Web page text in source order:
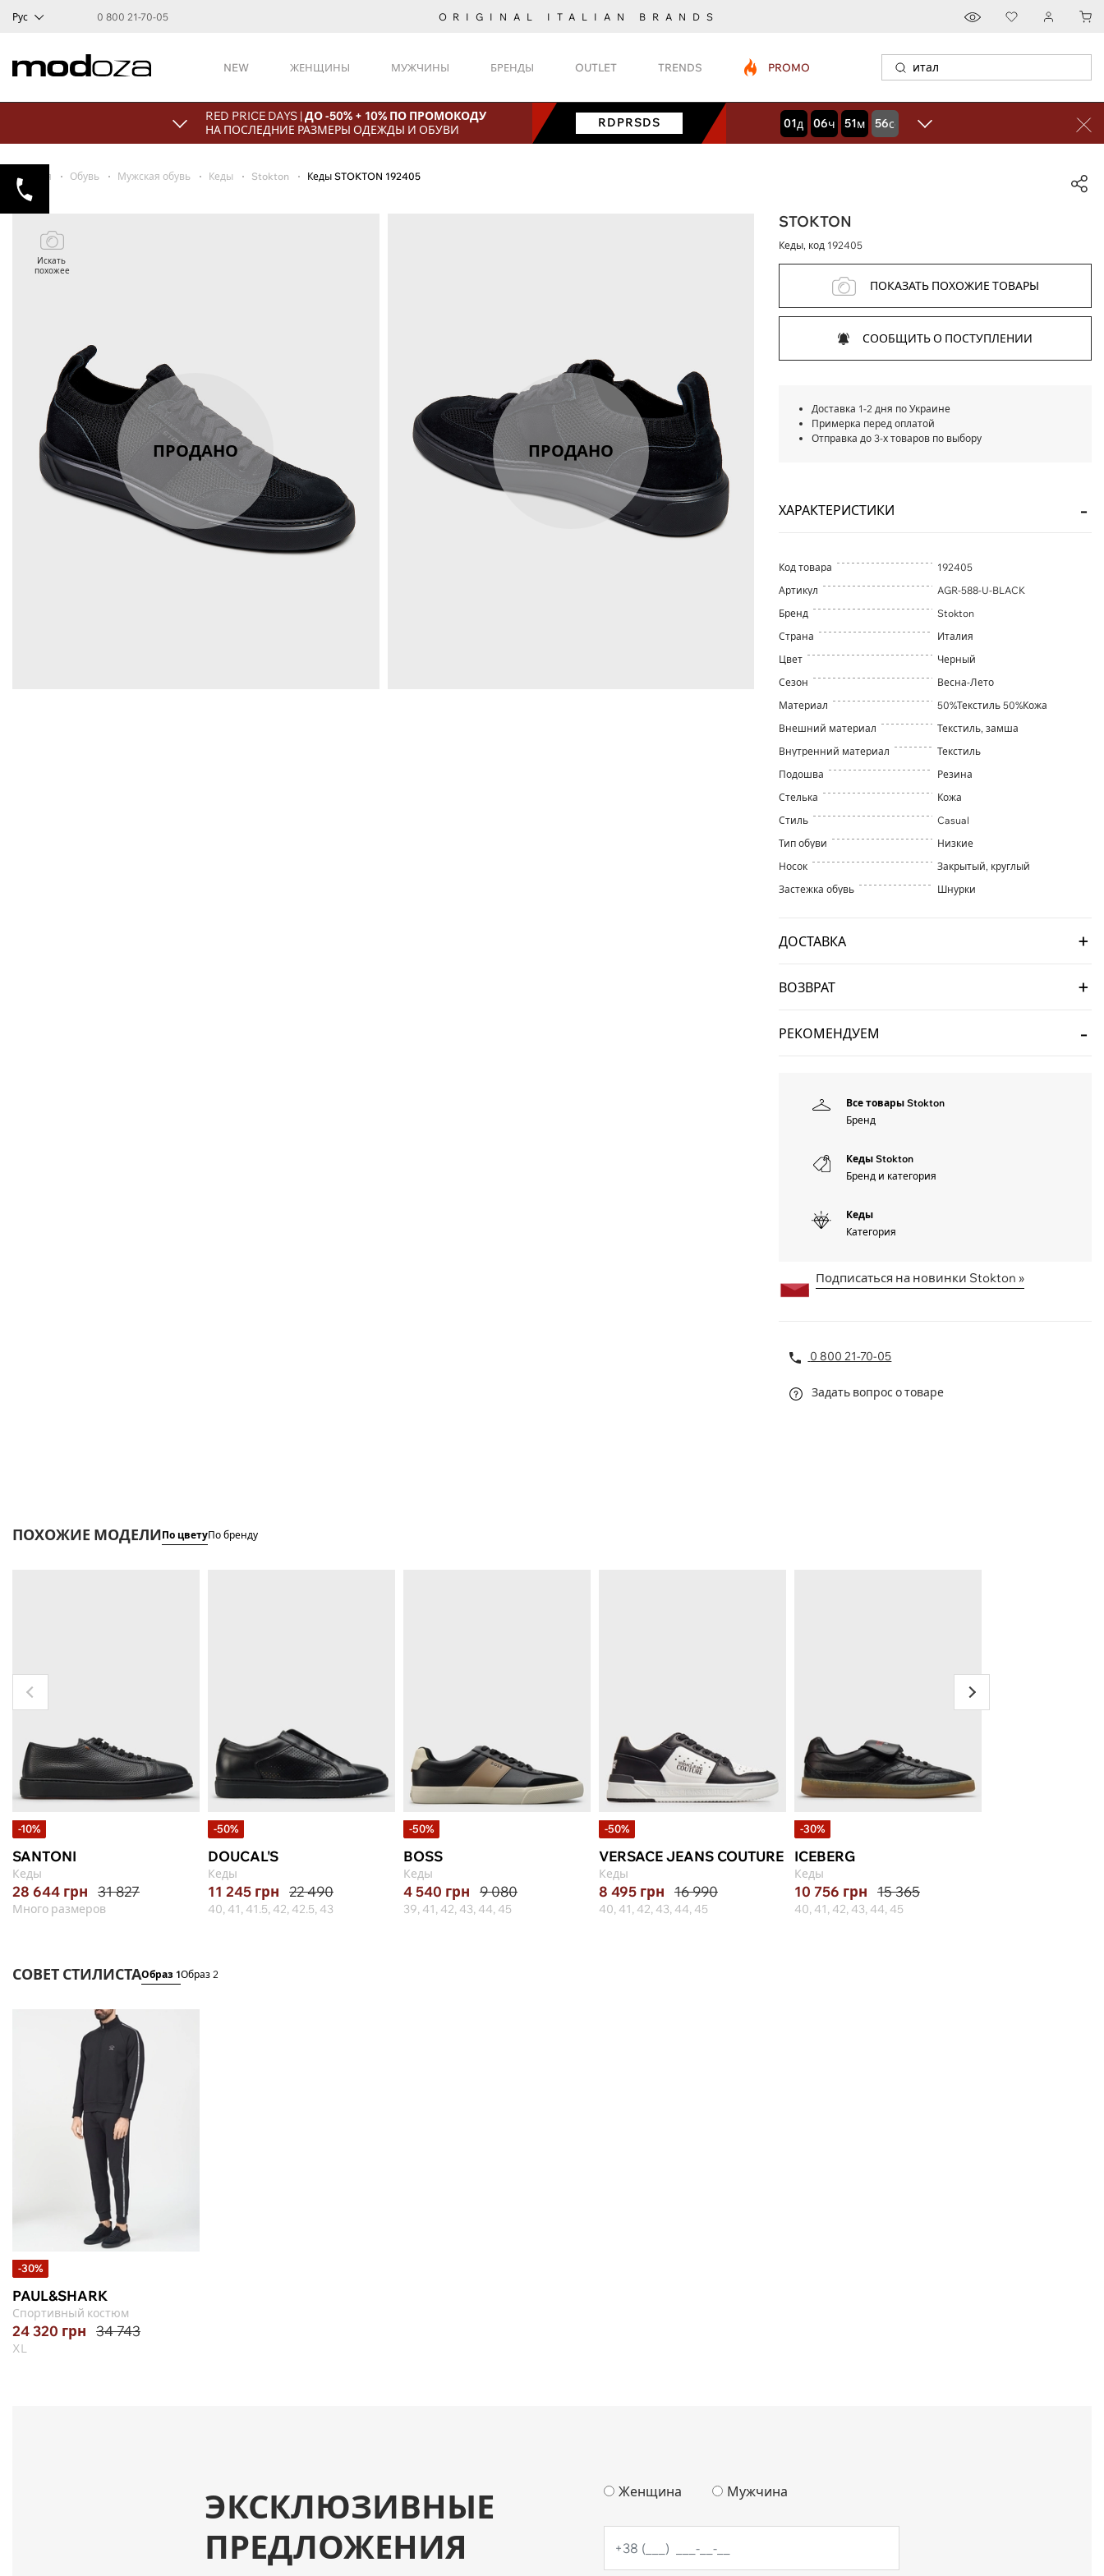
Рус 0 800 21-70-05 ORIGINAL ITALIAN BRANDS
NEW ЖЕНЩИНЫ МУЖЧИНЫ БРЕНДЫ OUTLET TRENDS PROMO
RED PRICE DAYS |ДО -50% + 10% ПО ПРОМОКОДУ
НА ПОСЛЕДНИЕ РАЗМЕРЫ ОДЕЖДЫ И ОБУВИ
RDPRSDS 01дней
06часов
51минут
56секунд
Главная Обувь Мужская обувь Кеды Stokton Кеды STOKTON 192405
Искать
похожее
ПРОДАНО ПРОДАНО
STOKTON
Кеды, код 192405
ПОКАЗАТЬ ПОХОЖИЕ ТОВАРЫ
СООБЩИТЬ О ПОСТУПЛЕНИИ
Доставка 1-2 дня по Украине
Примерка перед оплатой
Отправка до 3-х товаров по выбору
ХАРАКТЕРИСТИКИ
Код товара
192405
Артикул
AGR-588-U-BLACK
Бренд
Stokton
Страна
Италия
Цвет
Черный
Сезон
Весна-Лето
Материал
50%Текстиль 50%Кожа
Внешний материал
Текстиль, замша
Внутренний материал
Текстиль
Подошва
Резина
Стелька
Кожа
Стиль
Casual
Тип обуви
Низкие
Носок
Закрытый, круглый
Застежка обувь
Шнурки
ДОСТАВКА
ВОЗВРАТ
РЕКОМЕНДУЕМ
Все товары Stokton
Бренд
Кеды Stokton
Бренд и категория
Кеды
Категория
Подписаться на новинки Stokton »
0 800 21-70-05
Задать вопрос о товаре
ПОХОЖИЕ МОДЕЛИПо цветуПо бренду
-10%
SANTONI
Кеды
28 644 грн 31 827
Много размеров
-50%
DOUCAL'S
Кеды
11 245 грн 22 490
40, 41, 41.5, 42, 42.5, 43
-50%
BOSS
Кеды
4 540 грн 9 080
39, 41, 42, 43, 44, 45
-50%
VERSACE JEANS COUTURE
Кеды
8 495 грн 16 990
40, 41, 42, 43, 44, 45
-30%
ICEBERG
Кеды
10 756 грн 15 365
40, 41, 42, 43, 44, 45
СОВЕТ СТИЛИСТАОбраз 1Образ 2
-30%
PAUL&SHARK
Спортивный костюм
24 320 грн 34 743
XL
ЭКСКЛЮЗИВНЫЕ
ПРЕДЛОЖЕНИЯ
Женщина Мужчина